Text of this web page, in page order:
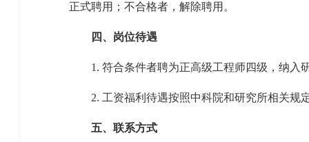
正式聘用；不合格者，解除聘用。
四、 岗位待遇
1. 符合条件者聘为正高级工程师四级，纳入
2. 工资福利待遇按照中科院和研究所相关规
五、 联系方式